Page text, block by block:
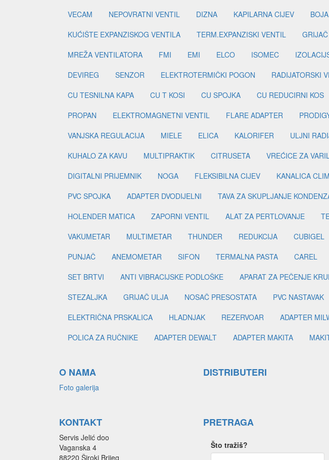
VECAM
NEPOVRATNI VENTIL DIZNA KAPILARNA CIJEV BOJA
KUĆIŠTE EXPANZISKOG VENTILA
TERM.EXPANZISKI VENTIL
MREŽA VENTILATORA
FMI EMI ELCO ISOMEC
DEVIREG
SENZOR ELEKTROTERMIČKI POGON RADIJATORSKI
CU TESNILNA KAPA
CU T KOSI CU SPOJKA CU REDUCIRNI KOS
PROPAN
ELEKTROMAGNETNI VENTIL FLARE ADAPTER
VANJSKA REGULACIJA
MIELE ELICA KALORIFER ULJNI
KUHALO ZA KAVU
MULTIPRAKTIK CITRUSETA VREĆICE ZA
DIGITALNI PRIJEMNIK
NOGA FLEKSIBILNA CIJEV KANALICA
PVC SPOJKA
ADAPTER DVODIJELNI TAVA ZA SKUPLJANJE
HOLENDER MATICA
ZAPORNI VENTIL ALAT ZA PERTLOVANJE
VAKUMETAR
MULTIMETAR THUNDER REDUKCIJA CUBIGEL
PUNJAČ
ANEMOMETAR SIFON TERMALNA PASTA CAREL
SET BRTVI
ANTI VIBRACIJSKE PODLOŠKE APARAT ZA PEČENJE
STEZALJKA
GRIJAČ ULJA NOSAČ PRESOSTATA PVC NASTAVAK
ELEKTRIČNA PRSKALICA
HLADNJAK REZERVOAR ADAPTER
POLICA ZA RUČNIKE
ADAPTER DEWALT ADAPTER MAKITA
O NAMA
Foto galerija
DISTRIBUTERI
KONTAKT
Servis Jelić doo
Vaganska 4
88220 Široki Brijeg
PRETRAGA
Što tražiš?